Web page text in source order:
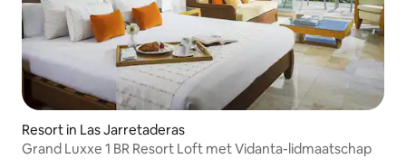
Resort in Las Jarretaderas
Grand Luxxe 1 BR Resort Loft met Vidanta-lidmaatschap